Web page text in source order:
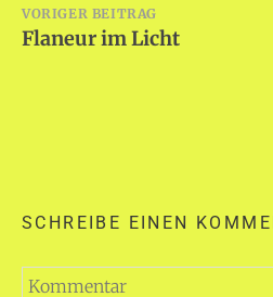
Beitragsnavigation
VORIGER BEITRAG
Flaneur im Licht
SCHREIBE EINEN